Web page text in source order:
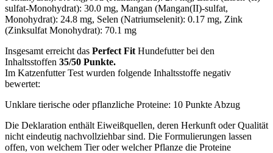
sulfat-Monohydrat): 30.0 mg, Mangan (Mangan(II)-sulfat,
Monohydrat): 24.8 mg, Selen (Natriumselenit): 0.17 mg, Zink
(Zinksulfat Monohydrat): 70.1 mg
Insgesamt erreicht das Perfect Fit Hundefutter bei den
Inhaltsstoffen 35/50 Punkte.
Im Katzenfutter Test wurden folgende Inhaltsstoffe negativ
bewertet:
Unklare tierische oder pflanzliche Proteine: 10 Punkte Abzug
Die Deklaration enthält Eiweißquellen, deren Herkunft oder Qualität
nicht eindeutig nachvollziehbar sind. Die Formulierungen lassen
offen, von welchem Tier oder welcher Pflanze die Proteine